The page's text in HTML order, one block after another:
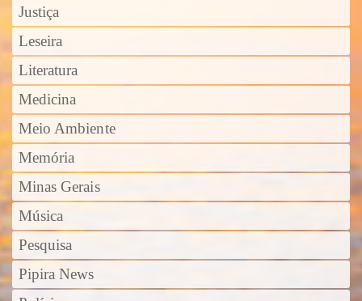
Justiça
Leseira
Literatura
Medicina
Meio Ambiente
Memória
Minas Gerais
Música
Pesquisa
Pipira News